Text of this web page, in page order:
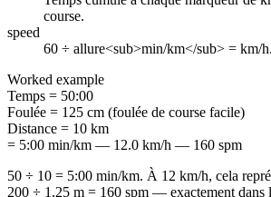
course.
speed
60 ÷ allure<sub>min/km</sub> = km/h.
Worked example
Temps = 50:00
Foulée = 125 cm (foulée de course facile)
Distance = 10 km
= 5:00 min/km — 12.0 km/h — 160 spm
50 ÷ 10 = 5:00 min/km. À 12 km/h, cela
200 ÷ 1.25 m = 160 spm — exactement dans